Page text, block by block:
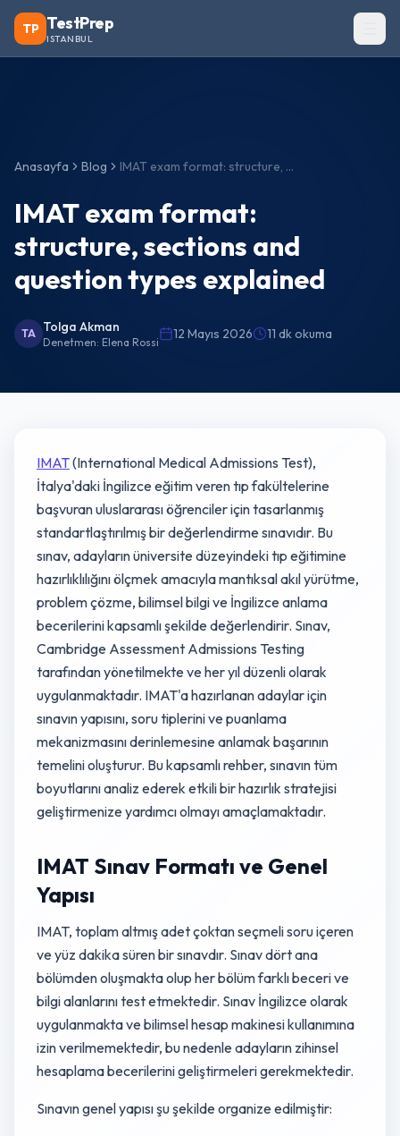
TP TestPrep
ISTANBUL
Anasayfa Blog IMAT exam format: structure, sections and question types explained
IMAT exam format:
structure, sections and
question types explained
TA Tolga Akman
Denetmen: Elena Rossi
12 Mayıs 2026 11 dk okuma
IMAT(International Medical Admissions Test),
İtalya'daki İngilizce eğitim veren tıp fakültelerine
başvuran uluslararası öğrenciler için tasarlanmış
standartlaştırılmış bir değerlendirme sınavıdır. Bu
sınav, adayların üniversite düzeyindeki tıp eğitimine
hazırlıklılığını ölçmek amacıyla mantıksal akıl yürütme,
problem çözme, bilimsel bilgi ve İngilizce anlama
becerilerini kapsamlı şekilde değerlendirir. Sınav,
Cambridge Assessment Admissions Testing
tarafından yönetilmekte ve her yıl düzenli olarak
uygulanmaktadır. IMAT'a hazırlanan adaylar için
sınavın yapısını, soru tiplerini ve puanlama
mekanizmasını derinlemesine anlamak başarının
temelini oluşturur. Bu kapsamlı rehber, sınavın tüm
boyutlarını analiz ederek etkili bir hazırlık stratejisi
geliştirmenize yardımcı olmayı amaçlamaktadır.
IMAT Sınav Formatı ve Genel
Yapısı
IMAT, toplam altmış adet çoktan seçmeli soru içeren
ve yüz dakika süren bir sınavdır. Sınav dört ana
bölümden oluşmakta olup her bölüm farklı beceri ve
bilgi alanlarını test etmektedir. Sınav İngilizce olarak
uygulanmakta ve bilimsel hesap makinesi kullanımına
izin verilmemektedir, bu nedenle adayların zihinsel
hesaplama becerilerini geliştirmeleri gerekmektedir.
Sınavın genel yapısı şu şekilde organize edilmiştir: